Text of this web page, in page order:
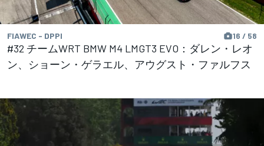
FIAWEC - DPPI 16 / 58
#32 チームWRT BMW M4 LMGT3 EVO：ダレン・レオ
ン、ショーン・ゲラエル、アウグスト・ファルフス